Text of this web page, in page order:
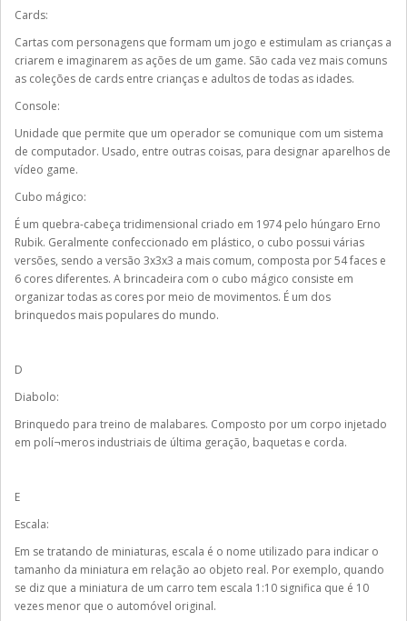
Cards:
Cartas com personagens que formam um jogo e estimulam as crianças a
criarem e imaginarem as ações de um game. São cada vez mais comuns
as coleções de cards entre crianças e adultos de todas as idades.
Console:
Unidade que permite que um operador se comunique com um sistema
de computador. Usado, entre outras coisas, para designar aparelhos de
vídeo game.
Cubo mágico:
É um quebra-cabeça tridimensional criado em 1974 pelo húngaro Erno
Rubik. Geralmente confeccionado em plástico, o cubo possui várias
versões, sendo a versão 3x3x3 a mais comum, composta por 54 faces e
6 cores diferentes. A brincadeira com o cubo mágico consiste em
organizar todas as cores por meio de movimentos. É um dos
brinquedos mais populares do mundo.
D
Diabolo:
Brinquedo para treino de malabares. Composto por um corpo injetado
em polí¬meros industriais de última geração, baquetas e corda.
E
Escala:
Em se tratando de miniaturas, escala é o nome utilizado para indicar o
tamanho da miniatura em relação ao objeto real. Por exemplo, quando
se diz que a miniatura de um carro tem escala 1:10 significa que é 10
vezes menor que o automóvel original.